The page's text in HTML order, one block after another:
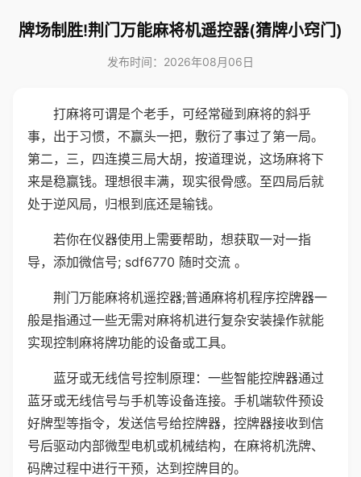
牌场制胜!荆门万能麻将机遥控器(猜牌小窍门)
发布时间：2026年08月06日
打麻将可谓是个老手，可经常碰到麻将的斜乎
事，出于习惯，不赢头一把，敷衍了事过了第一局。
第二，三，四连摸三局大胡，按道理说，这场麻将下
来是稳赢钱。理想很丰满，现实很骨感。至四局后就
处于逆风局，归根到底还是输钱。
若你在仪器使用上需要帮助，想获取一对一指
导，添加微信号; sdf6770 随时交流 。
荆门万能麻将机遥控器;普通麻将机程序控牌器一
般是指通过一些无需对麻将机进行复杂安装操作就能
实现控制麻将牌功能的设备或工具。
蓝牙或无线信号控制原理：一些智能控牌器通过
蓝牙或无线信号与手机等设备连接。手机端软件预设
好牌型等指令，发送信号给控牌器，控牌器接收到信
号后驱动内部微型电机或机械结构，在麻将机洗牌、
码牌过程中进行干预，达到控牌目的。